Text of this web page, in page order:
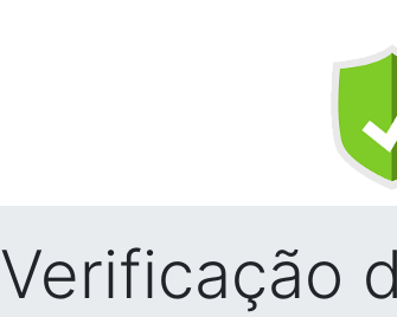
Verificação